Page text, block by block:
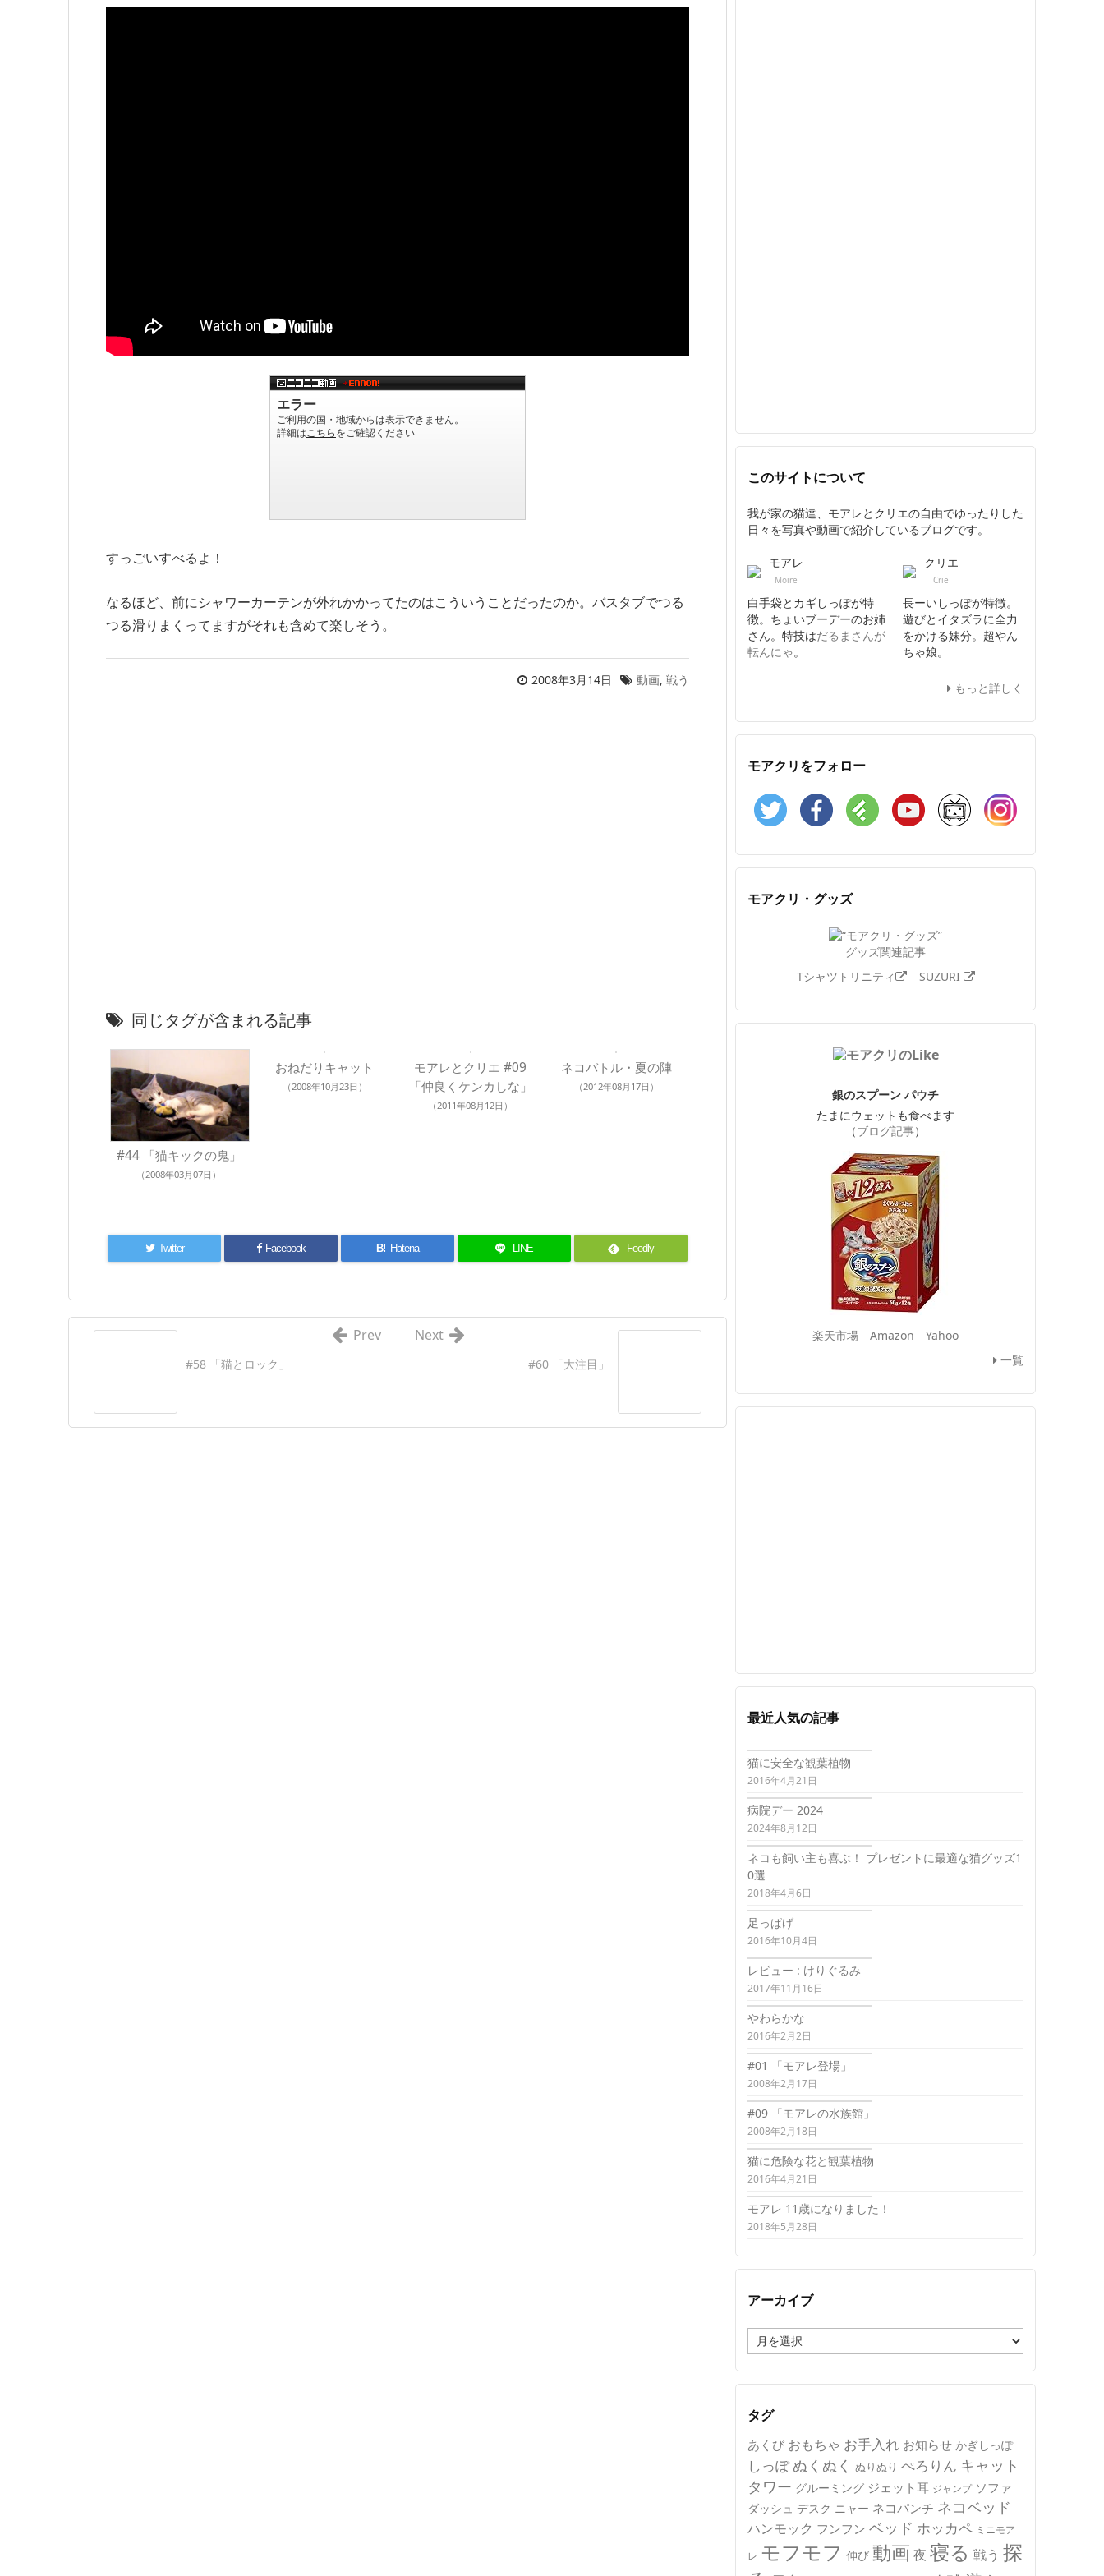
すっごいすべるよ！
なるほど、前にシャワーカーテンが外れかかってたのはこういうことだったのか。バスタブでつる
つる滑りまくってますがそれも含めて楽しそう。
2008年3月14日 動画, 戦う
同じタグが含まれる記事
#44 「猫キックの鬼」
（2008年03月07日）
おねだりキャット
（2008年10月23日）
モアレとクリエ #09
「仲良くケンカしな」
（2011年08月12日）
ネコバトル・夏の陣
（2012年08月17日）
Twitter Facebook B! Hatena LINE Feedly
#60 「大注目」
Next
#58 「猫とロック」
Prev
このサイトについて
我が家の猫達、モアレとクリエの自由でゆったりした
日々を写真や動画で紹介しているブログです。
モアレ
Moire
白手袋とカギしっぽが特
徴。ちょいブーデーのお姉
さん。特技はだるまさんが
転んにゃ。
クリエ
Crie
長ーいしっぽが特徴。
遊びとイタズラに全力
をかける妹分。超やん
ちゃ娘。
もっと詳しく
モアクリをフォロー
Twitter Facebook Feedly YouTube ニコニコ動画
モアクリ・グッズ
グッズ関連記事
Tシャツトリニティ
SUZURI
銀のスプーン パウチ
たまにウェットも食べます
（ブログ記事）
楽天市場 Amazon
Yahoo
一覧
最近人気の記事
猫に安全な観葉植物
2016年4月21日
病院デー 2024
2024年8月12日
ネコも飼い主も喜ぶ！ プレゼントに最適な猫グッズ1
0選
2018年4月6日
足っぱげ
2016年10月4日
レビュー : けりぐるみ
2017年11月16日
やわらかな
2016年2月2日
#01 「モアレ登場」
2008年2月17日
#09 「モアレの水族館」
2008年2月18日
猫に危険な花と観葉植物
2016年4月21日
モアレ 11歳になりました！
2018年5月28日
アーカイブ
ー
カ
イ
タグ
あくび おもちゃ お手入れ お知らせ かぎしっぽ
しっぽ ぬくぬく ぬりぬり ぺろりん キャット
タワー グルーミング ジェット耳 ジャンプ ソファ
ダッシュ デスク ニャー ネコパンチ ネコベッド
ハンモック フンフン ベッド ホッカペ ミニモア
レ モフモフ 伸び 動画 夜 寝る 戦う 探